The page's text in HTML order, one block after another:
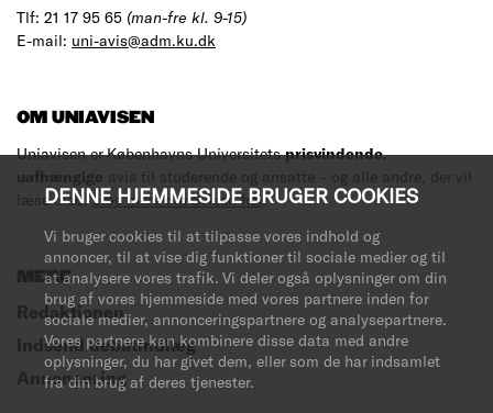
DENNE HJEMMESIDE BRUGER COOKIES
Vi bruger cookies til at tilpasse vores indhold og
annoncer, til at vise dig funktioner til sociale medier og til
at analysere vores trafik. Vi deler også oplysninger om din
brug af vores hjemmeside med vores partnere inden for
sociale medier, annonceringspartnere og analysepartnere.
Vores partnere kan kombinere disse data med andre
oplysninger, du har givet dem, eller som de har indsamlet
fra din brug af deres tjenester.
Tlf: 21 17 95 65 (man-fre kl. 9-15)
E-mail: uni-avis@adm.ku.dk
OM UNIAVISEN
Uniavisen er Københavns Universitetsprisvindende,
uafhængige avis til studerende og ansatte – og alle andre, der vil
læse med.Læs mere om avisen her.
MERE
Redaktionen
Indsend debatindlæg
Annoncering